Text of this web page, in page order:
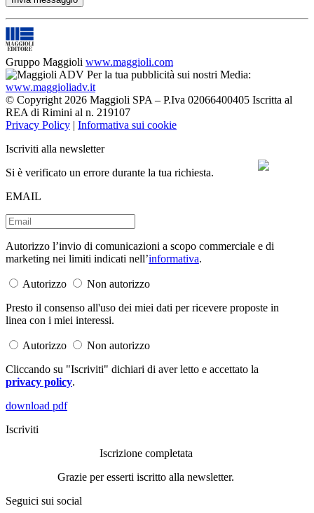
Gruppo Maggioli www.maggioli.com
Per la tua pubblicità sui nostri Media:
www.maggioliadv.it
© Copyright 2026 Maggioli SPA – P.Iva 02066400405 Iscritta al
REA di Rimini al n. 219107
Privacy Policy | Informativa sui cookie
Iscriviti alla newsletter
Si è verificato un errore durante la tua richiesta.
EMAIL
Autorizzo l’invio di comunicazioni a scopo commerciale e di
marketing nei limiti indicati nell’informativa.
Autorizzo
Non autorizzo
Presto il consenso all'uso dei miei dati per ricevere proposte in
linea con i miei interessi.
Autorizzo
Non autorizzo
Cliccando su "Iscriviti" dichiari di aver letto e accettato la
privacy policy.
download pdf
Iscriviti
Iscrizione completata
Grazie per esserti iscritto alla newsletter.
Seguici sui social